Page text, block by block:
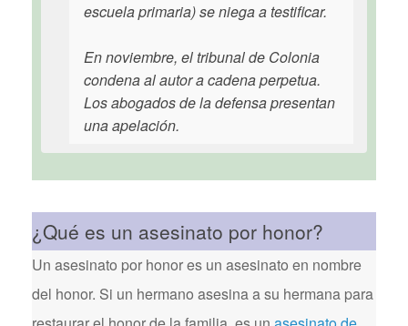
escuela primaria) se niega a testificar.
En noviembre, el tribunal de Colonia
condena al autor a cadena perpetua.
Los abogados de la defensa presentan
una apelación.
¿Qué es un asesinato por honor?
Un asesinato por honor es un asesinato en nombre
del honor. Si un hermano asesina a su hermana para